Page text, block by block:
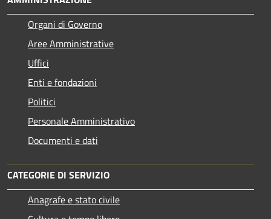
Organi di Governo
Aree Amministrative
Uffici
Enti e fondazioni
Politici
Personale Amministrativo
Documenti e dati
CATEGORIE DI SERVIZIO
Anagrafe e stato civile